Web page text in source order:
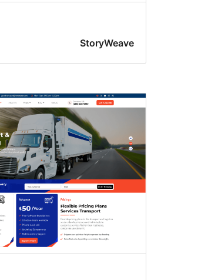
StoryWeave